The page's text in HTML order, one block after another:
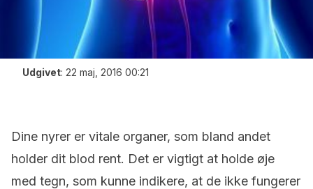
Udgivet: 22 maj, 2016 00:21
Dine nyrer er vitale organer, som bland andet
holder dit blod rent. Det er vigtigt at holde øje
med tegn, som kunne indikere, at de ikke fungerer